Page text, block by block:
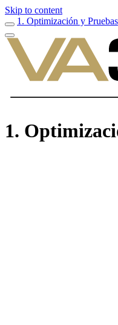
Skip to content
1. Optimización y Pruebas
1.